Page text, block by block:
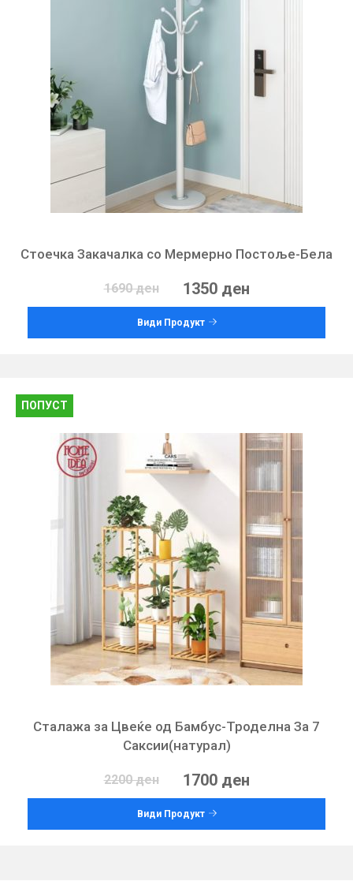
Стоечка Закачалка со Мермерно Постоље-Бела
1690 ден 1350 ден
Види Продукт
ПОПУСТ
Сталажа за Цвеќе од Бамбус-Троделна За 7
Саксии(натурал)
2200 ден 1700 ден
Види Продукт